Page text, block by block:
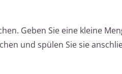
Geben Sie eine kleine
und spülen Sie sie